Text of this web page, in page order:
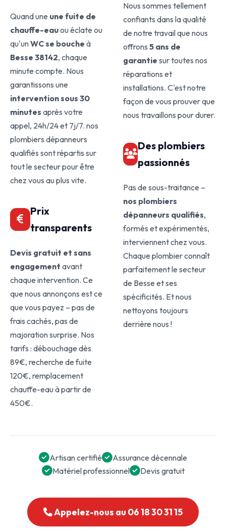
Quand une une fuite de
chauffe-eauou éclate ou
qu'unWC se bouche à
Besse 38142, chaque
minute compte. Nous
garantissons une
intervention sous 30
minutes après votre
appel, 24h/24 et 7j/7. nos
plombiers dépanneurs
qualifiés sont répartis sur
tout le secteur pour être
chez vous au plus vite.
Prix
transparents
Devis gratuit et sans
engagement avant
chaque intervention. Ce
que nous annonçons est ce
que vous payez – pas de
frais cachés, pas de
majoration surprise. Nos
tarifs : débouchage dès
89€, recherche de fuite
120€, remplacement
chauffe-eau à partir de
450€.
Nous sommes tellement
confiants dans la qualité
de notre travail que nous
offrons 5 ans de
garantie sur toutes nos
réparations et
installations. C'est notre
façon de vous prouver que
nous travaillons pour durer.
Des plombiers
passionnés
Pas de sous-traitance –
nos plombiers
dépanneurs qualifiés,
formés et expérimentés,
interviennent chez vous.
Chaque plombier connaît
parfaitement le secteur
de Besse et ses
spécificités. Et nous
nettoyons toujours
derrière nous !
Artisan certifié
Assurance décennale
Matériel professionnel
Devis gratuit
Appelez-nous au 06 18 30 31 15